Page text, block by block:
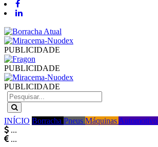
PUBLICIDADE
PUBLICIDADE
PUBLICIDADE
INÍCIO Borracha Pneus Máquinas Automotivo
...
...